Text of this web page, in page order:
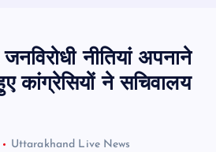
नीतियां अपनाने
कांग्रेसियों ने सचिवालय
Uttarakhand Live News